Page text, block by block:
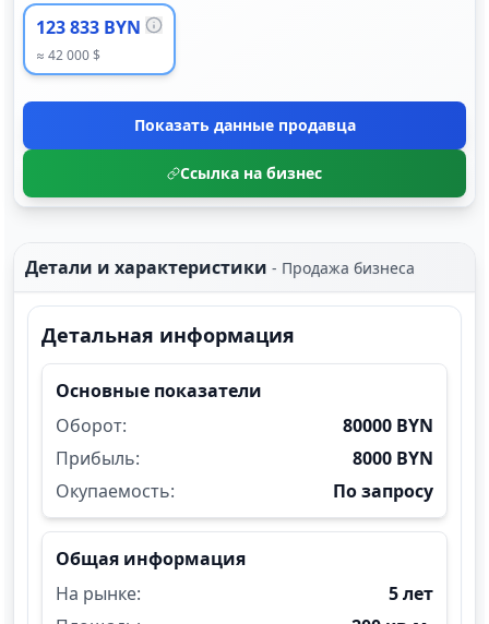
123 833 BYN
≈ 42 000 $
Показать данные продавца
Ссылка на бизнес
Детали и характеристики - Продажа бизнеса
Детальная информация
Основные показатели
Оборот:
80000 BYN
Прибыль:
8000 BYN
Окупаемость:
По запросу
Общая информация
На рынке:
5 лет